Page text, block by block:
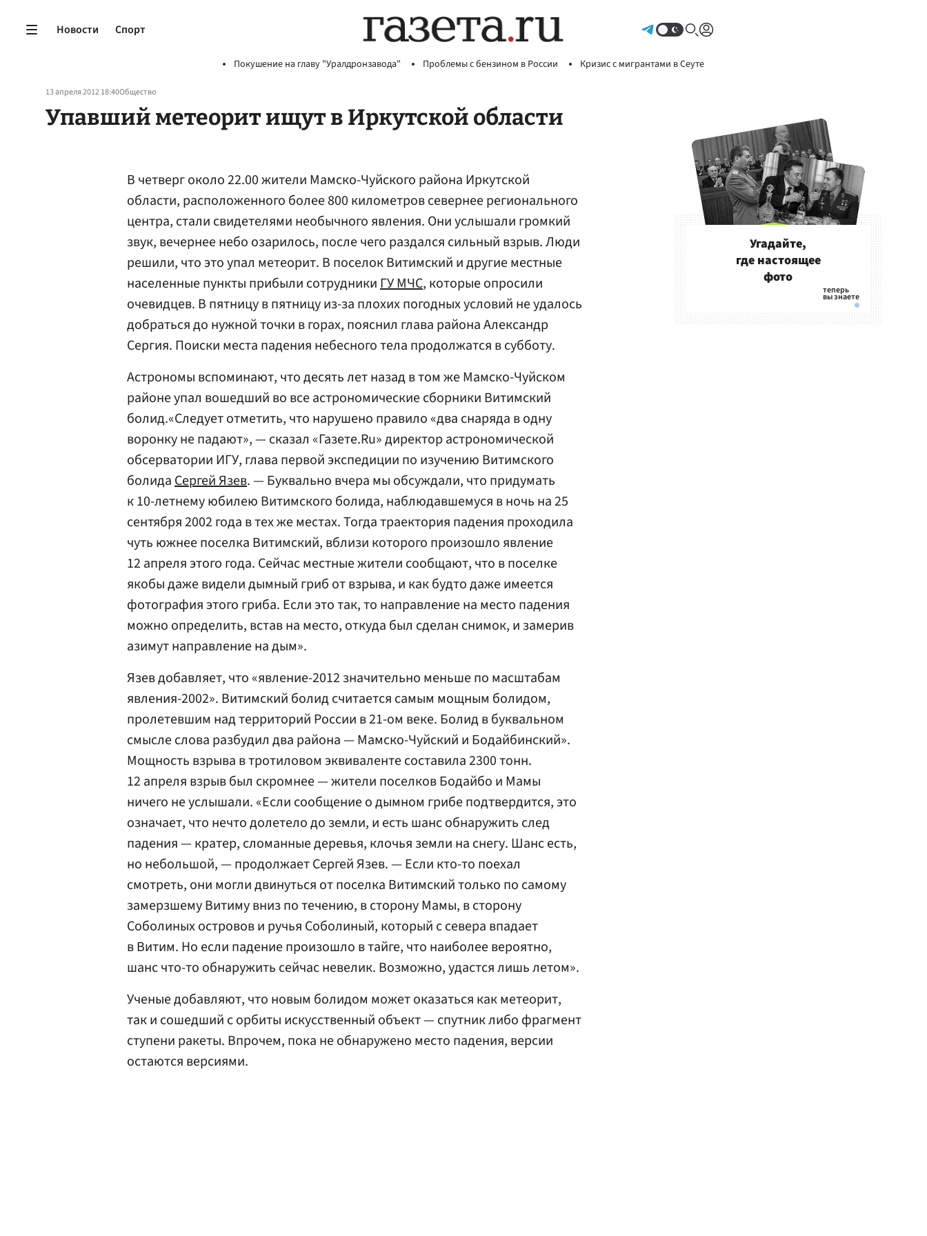
Новости Спорт
Покушение на главу "Уралдронзавода" Проблемы с бензином в России Кризис с мигрантами в Сеуте
13 апреля 2012 18:40Общество
Упавший метеорит ищут в Иркутской области
В четверг около 22.00 жители Мамско-Чуйского района Иркутской
области, расположенного более 800 километров севернее регионального
центра, стали свидетелями необычного явления. Они услышали громкий
звук, вечернее небо озарилось, после чего раздался сильный взрыв. Люди
решили, что это упал метеорит. В поселок Витимский и другие местные
населенные пункты прибыли сотрудникиГУ МЧС, которые опросили
очевидцев. В пятницу в пятницу из-за плохих погодных условий не удалось
добраться до нужной точки в горах, пояснил глава района Александр
Сергия. Поиски места падения небесного тела продолжатся в субботу.
Астрономы вспоминают, что десять лет назад в том же Мамско-Чуйском
районе упал вошедший во все астрономические сборники Витимский
болид.«Следует отметить, что нарушено правило «два снаряда в одну
воронку не падают», — сказал «Газете.Ru» директор астрономической
обсерватории ИГУ, глава первой экспедиции по изучению Витимского
болидаСергей Язев. — Буквально вчера мы обсуждали, что придумать
к 10-летнему юбилею Витимского болида, наблюдавшемуся в ночь на 25
сентября 2002 года в тех же местах. Тогда траектория падения проходила
чуть южнее поселка Витимский, вблизи которого произошло явление
12 апреля этого года. Сейчас местные жители сообщают, что в поселке
якобы даже видели дымный гриб от взрыва, и как будто даже имеется
фотография этого гриба. Если это так, то направление на место падения
можно определить, встав на место, откуда был сделан снимок, и замерив
азимут направление на дым».
Язев добавляет, что «явление-2012 значительно меньше по масштабам
явления-2002». Витимский болид считается самым мощным болидом,
пролетевшим над территорий России в 21-ом веке. Болид в буквальном
смысле слова разбудил два района — Мамско-Чуйский и Бодайбинский».
Мощность взрыва в тротиловом эквиваленте составила 2300 тонн.
12 апреля взрыв был скромнее — жители поселков Бодайбо и Мамы
ничего не услышали. «Если сообщение о дымном грибе подтвердится, это
означает, что нечто долетело до земли, и есть шанс обнаружить след
падения — кратер, сломанные деревья, клочья земли на снегу. Шанс есть,
но небольшой, — продолжает Сергей Язев. — Если кто-то поехал
смотреть, они могли двинуться от поселка Витимский только по самому
замерзшему Витиму вниз по течению, в сторону Мамы, в сторону
Соболиных островов и ручья Соболиный, который с севера впадает
в Витим. Но если падение произошло в тайге, что наиболее вероятно,
шанс что-то обнаружить сейчас невелик. Возможно, удастся лишь летом».
Ученые добавляют, что новым болидом может оказаться как метеорит,
так и сошедший с орбиты искусственный объект — спутник либо фрагмент
ступени ракеты. Впрочем, пока не обнаружено место падения, версии
остаются версиями.
Угадайте,
где настоящее
фото